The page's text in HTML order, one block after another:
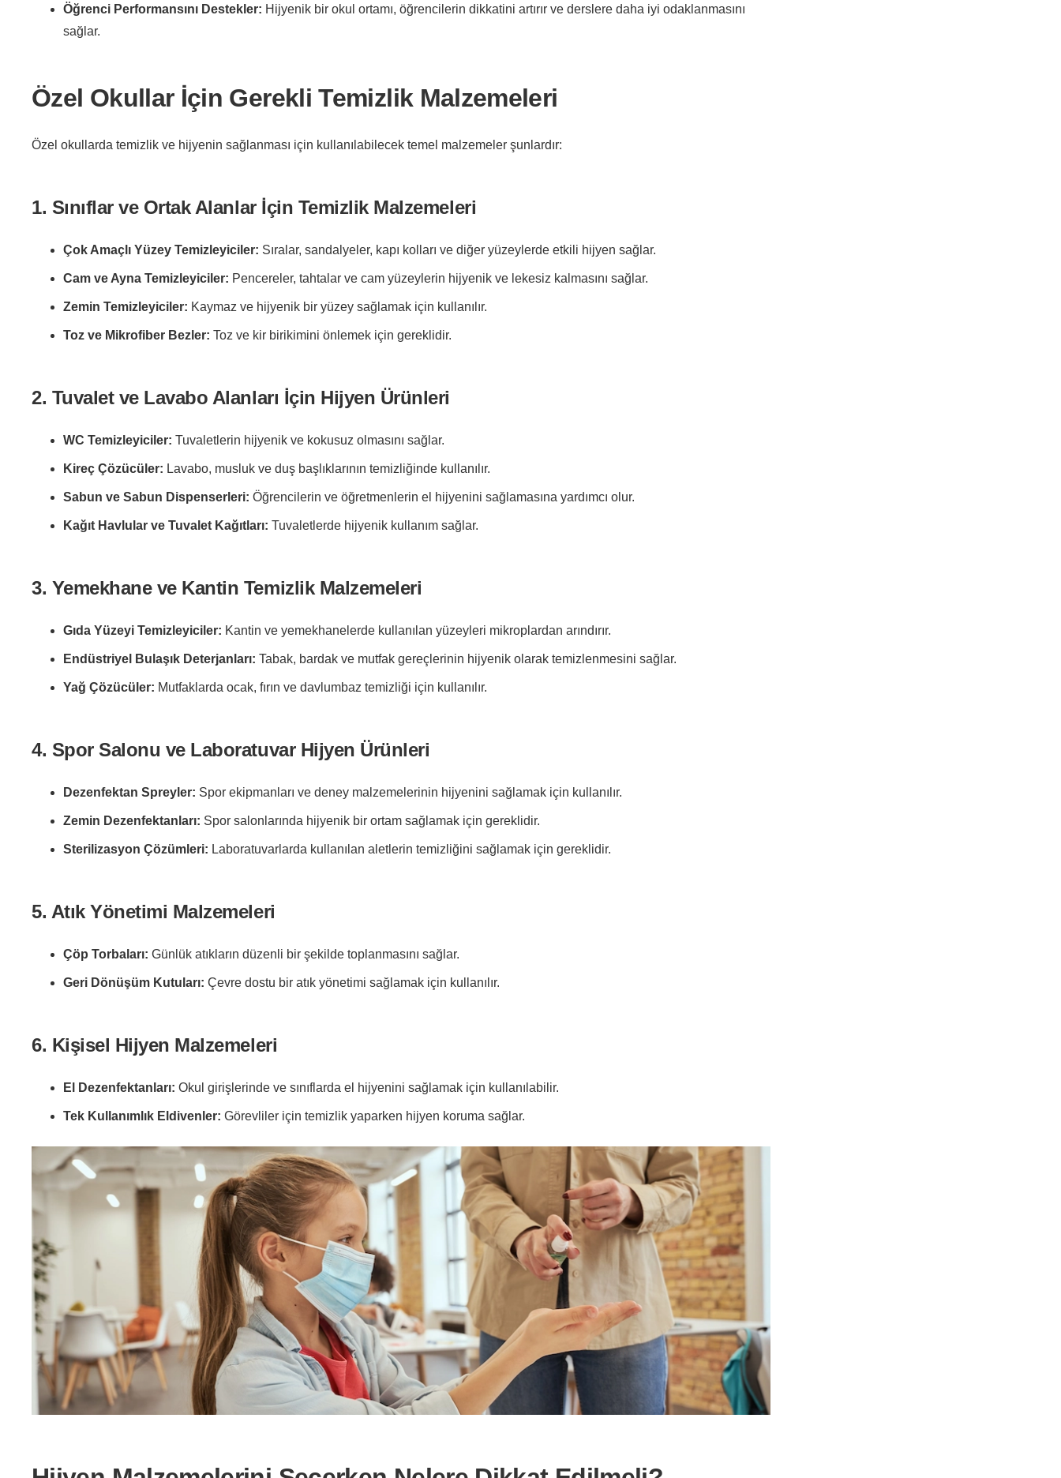
Öğrenci Performansını Destekler: Hijyenik bir okul ortamı, öğrencilerin dikkatini artırır ve derslere daha iyi odaklanmasını
sağlar.
Özel Okullar İçin Gerekli Temizlik Malzemeleri
Özel okullarda temizlik ve hijyenin sağlanması için kullanılabilecek temel malzemeler şunlardır:
1. Sınıflar ve Ortak Alanlar İçin Temizlik Malzemeleri
Çok Amaçlı Yüzey Temizleyiciler: Sıralar, sandalyeler, kapı kolları ve diğer yüzeylerde etkili hijyen sağlar.
Cam ve Ayna Temizleyiciler: Pencereler, tahtalar ve cam yüzeylerin hijyenik ve lekesiz kalmasını sağlar.
Zemin Temizleyiciler: Kaymaz ve hijyenik bir yüzey sağlamak için kullanılır.
Toz ve Mikrofiber Bezler: Toz ve kir birikimini önlemek için gereklidir.
2. Tuvalet ve Lavabo Alanları İçin Hijyen Ürünleri
WC Temizleyiciler: Tuvaletlerin hijyenik ve kokusuz olmasını sağlar.
Kireç Çözücüler: Lavabo, musluk ve duş başlıklarının temizliğinde kullanılır.
Sabun ve Sabun Dispenserleri: Öğrencilerin ve öğretmenlerin el hijyenini sağlamasına yardımcı olur.
Kağıt Havlular ve Tuvalet Kağıtları: Tuvaletlerde hijyenik kullanım sağlar.
3. Yemekhane ve Kantin Temizlik Malzemeleri
Gıda Yüzeyi Temizleyiciler: Kantin ve yemekhanelerde kullanılan yüzeyleri mikroplardan arındırır.
Endüstriyel Bulaşık Deterjanları: Tabak, bardak ve mutfak gereçlerinin hijyenik olarak temizlenmesini sağlar.
Yağ Çözücüler: Mutfaklarda ocak, fırın ve davlumbaz temizliği için kullanılır.
4. Spor Salonu ve Laboratuvar Hijyen Ürünleri
Dezenfektan Spreyler: Spor ekipmanları ve deney malzemelerinin hijyenini sağlamak için kullanılır.
Zemin Dezenfektanları: Spor salonlarında hijyenik bir ortam sağlamak için gereklidir.
Sterilizasyon Çözümleri: Laboratuvarlarda kullanılan aletlerin temizliğini sağlamak için gereklidir.
5. Atık Yönetimi Malzemeleri
Çöp Torbaları: Günlük atıkların düzenli bir şekilde toplanmasını sağlar.
Geri Dönüşüm Kutuları: Çevre dostu bir atık yönetimi sağlamak için kullanılır.
6. Kişisel Hijyen Malzemeleri
El Dezenfektanları: Okul girişlerinde ve sınıflarda el hijyenini sağlamak için kullanılabilir.
Tek Kullanımlık Eldivenler: Görevliler için temizlik yaparken hijyen koruma sağlar.